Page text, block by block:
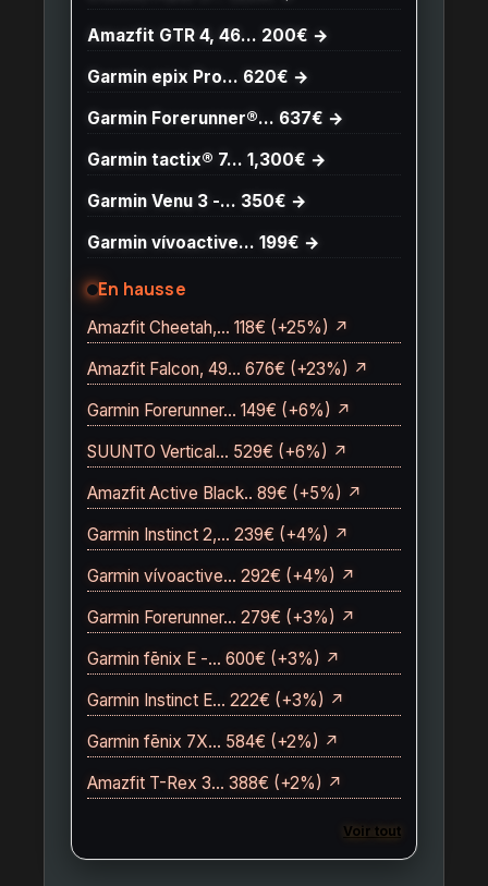
Amazfit GTR 4, 46… 200€ →
Garmin epix Pro… 620€ →
Garmin Forerunner®… 637€ →
Garmin tactix® 7… 1,300€ →
Garmin Venu 3 -… 350€ →
Garmin vívoactive… 199€ →
En hausse
Amazfit Cheetah,… 118€ (+25%) ↗
Amazfit Falcon, 49… 676€ (+23%) ↗
Garmin Forerunner… 149€ (+6%) ↗
SUUNTO Vertical… 529€ (+6%) ↗
Amazfit Active Black.. 89€ (+5%) ↗
Garmin Instinct 2,… 239€ (+4%) ↗
Garmin vívoactive… 292€ (+4%) ↗
Garmin Forerunner… 279€ (+3%) ↗
Garmin fēnix E -… 600€ (+3%) ↗
Garmin Instinct E… 222€ (+3%) ↗
Garmin fēnix 7X… 584€ (+2%) ↗
Amazfit T-Rex 3… 388€ (+2%) ↗
Voir tout